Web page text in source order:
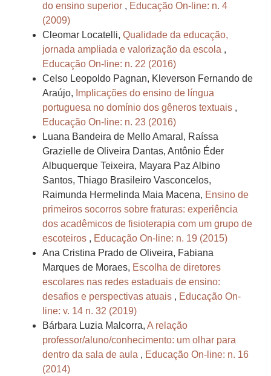
do ensino superior , Educação On-line: n. 4
(2009)
Cleomar Locatelli, Qualidade da educação,
jornada ampliada e valorização da escola ,
Educação On-line: n. 22 (2016)
Celso Leopoldo Pagnan, Kleverson Fernando de
Araújo, Implicações do ensino de língua
portuguesa no domínio dos gêneros textuais ,
Educação On-line: n. 23 (2016)
Luana Bandeira de Mello Amaral, Raíssa
Grazielle de Oliveira Dantas, Antônio Éder
Albuquerque Teixeira, Mayara Paz Albino
Santos, Thiago Brasileiro Vasconcelos,
Raimunda Hermelinda Maia Macena, Ensino de
primeiros socorros sobre fraturas: experiência
dos acadêmicos de fisioterapia com um grupo de
escoteiros , Educação On-line: n. 19 (2015)
Ana Cristina Prado de Oliveira, Fabiana
Marques de Moraes, Escolha de diretores
escolares nas redes estaduais de ensino:
desafios e perspectivas atuais , Educação On-
line: v. 14 n. 32 (2019)
Bárbara Luzia Malcorra, A relação
professor/aluno/conhecimento: um olhar para
dentro da sala de aula , Educação On-line: n. 16
(2014)